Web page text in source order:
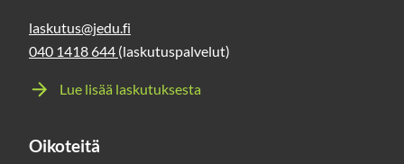
laskutus@jedu.fi
040 1418 644 (laskutuspalvelut)
Lue lisää laskutuksesta
Oikoteitä